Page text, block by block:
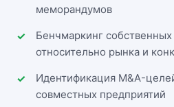
меморандумов
Бенчмаркинг собственных
относительно рынка и
Идентификация M&A-
совместных предприятий